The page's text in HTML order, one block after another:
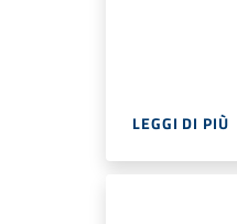
LEGGI DI PIÙ